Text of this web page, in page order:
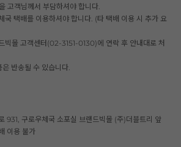
고객님께서 부담하셔야 합니다.
국 택배를 이용하셔야 합니다. (타 택배 이용 시 추가 요
빅몰 고객센터(02-3151-0130)에 연락 후 안내대로 처
반송될 수 있습니다.
931, 구로우체국 소포실 브랜드빅몰 (주)더블트리 앞
이용 불가